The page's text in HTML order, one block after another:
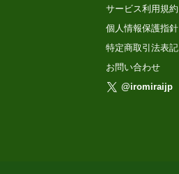
サービス利用規約
個人情報保護指針
特定商取引法表記
お問い合わせ
@iromiraijp